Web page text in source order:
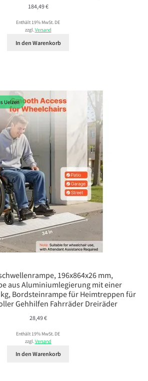
184,49€
Enthält 19% MwSt. DE
zzgl.Versand
In den Warenkorb
Uelzen
196x864x26 mm,
aus Aluminiumlegierung mit einer
Bordsteinrampe für Heimtreppen für
Gehhilfen Fahrräder Dreiräder
28,49€
Enthält 19% MwSt. DE
zzgl.Versand
In den Warenkorb